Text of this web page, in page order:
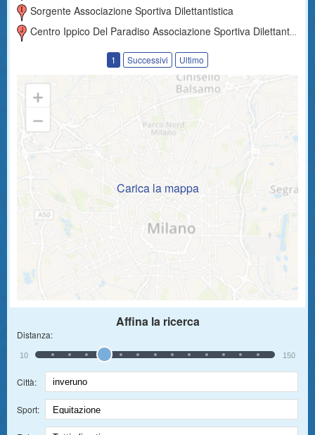
Sorgente Associazione Sportiva Dilettantistica
Centro Ippico Del Paradiso Associazione Sportiva Dilettantistica
1 Successivi Ultimo
Carica la mappa
Affina la ricerca
Distanza:
10 150
Città:
Sport: